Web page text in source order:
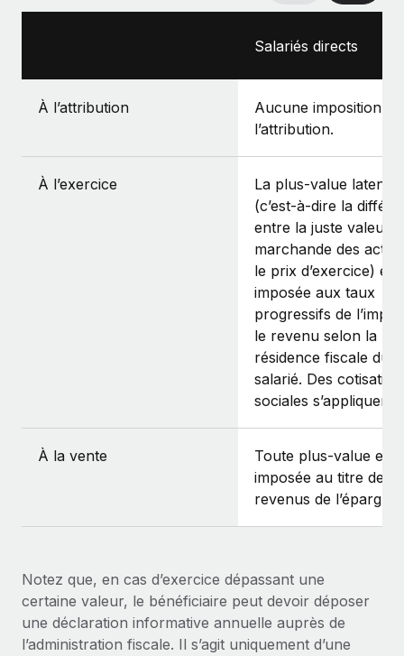
Salariés directs
À l’attribution
Aucune imposition à
l’attribution.
À l’exercice
La plus-value latente
(c’est‑à‑dire la
entre la juste valeur
marchande des
le prix d’exercice) est
imposée aux taux
progressifs de
le revenu selon la
résidence fiscale du
salarié. Des
sociales s’appliquent.
À la vente
Toute plus-value est
imposée au titre des
revenus de l’épargne.
Notez que, en cas d’exercice dépassant une
certaine valeur, le bénéficiaire peut devoir déposer
une déclaration informative annuelle auprès de
l’administration fiscale. Il s’agit uniquement d’une